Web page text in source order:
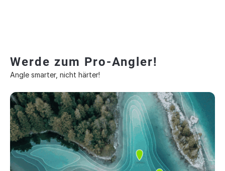
Werde zum Pro-Angler!
Angle smarter, nicht härter!